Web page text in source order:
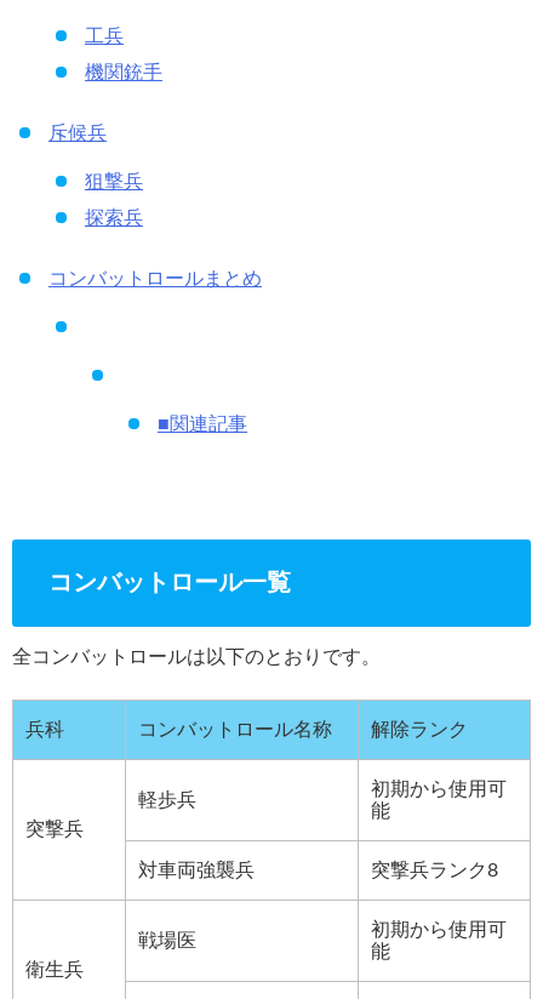
工兵
機関銃手
斥候兵
狙撃兵
探索兵
コンバットロールまとめ
■関連記事
コンバットロール一覧
全コンバットロールは以下のとおりです。
兵科 コンバットロール名称 解除ランク
突撃兵
軽歩兵
初期から使用可
能
対車両強襲兵 突撃兵ランク8
衛生兵
戦場医
初期から使用可
能